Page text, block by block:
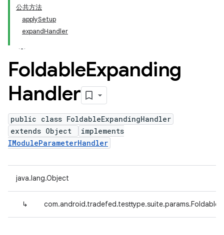
公共方法
applySetup
expandHandler
FoldableExpanding
Handler
public class FoldableExpandingHandler
extends Object
implements
IModuleParameterHandler
java.lang.Object
↳